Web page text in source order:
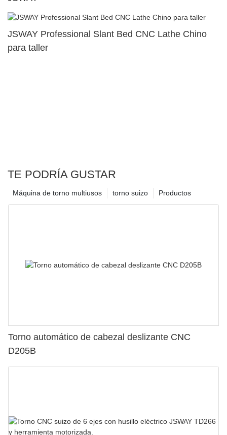
JSWAY Professional Slant Bed CNC Lathe Chino
para taller
TE PODRÍA GUSTAR
Productos
torno suizo
Máquina de torno multiusos
Torno automático de cabezal deslizante CNC
D205B